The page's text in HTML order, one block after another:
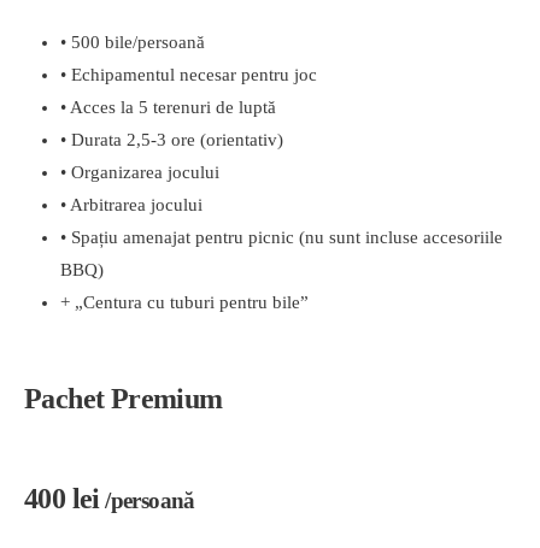
• 500 bile/persoană
• Echipamentul necesar pentru joc
• Acces la 5 terenuri de luptă
• Durata 2,5-3 ore (orientativ)
• Organizarea jocului
• Arbitrarea jocului
• Spațiu amenajat pentru picnic (nu sunt incluse accesoriile
BBQ)
+ „Centura cu tuburi pentru bile”
Pachet Premium
400 lei/persoană